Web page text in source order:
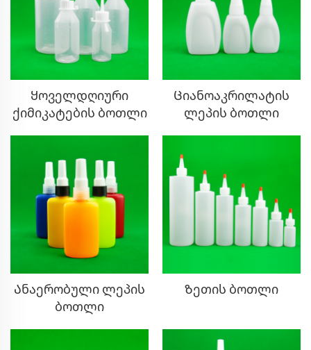
Ყოველდღიური
ქიმიკატების ბოთლი
Ციანოაკრილატის
ლეპის ბოთლი
Ანაერობული ლეპის
ბოთლი
Ზეთის ბოთლი